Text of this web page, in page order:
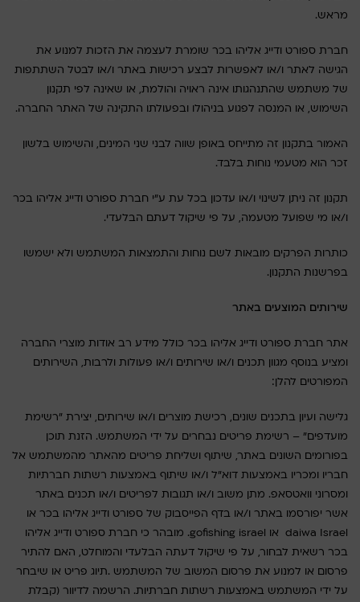
מראש.
חברת ספורט ודייג אליהו בכר שומרת לעצמה את הזכות למנוע את
הגישה לאתר ו/או לאפשרות לבצע רכישות באתר ו/או לבטל השתתפות
של משתמש שהתנהגותו אינה ראויה והולמת, או שאינה לפי תקנון
השימוש, או המנסה לפגוע בניהולו ובפעולתו התקינה של האתר החברה.
האמור בתקנון זה מתייחס באופן שווה לבני שני המינים, והשימוש בלשון
זכר הוא מטעמי נוחות בלבד.
תקנון זה ניתן לשינוי ו/או עדכון בכל עת ע"י חברת ספורט ודייג אליהו בכר
ו/או מי שפועל מטעמה, על פי שיקול דעתם הבלעדי.
כותרות הפרקים מובאות לשם נוחות והתמצאות המשתמש ולא ישמשו
בפרשנות התקנון.
שירותים המוצעים באתר
אתר חברת ספורט ודייג אליהו בכר כולל מידע רב אודות מוצרי החברה
ומציע בנוסף מגוון תכנים ו/או שירותים ו/או פעולות ולרבות, השירותים
המפורטים להלן:
גלישה ועיון בתכנים שונים, רכישת מוצרים ו/או שירותים, יצירת "רשימת
מועדפים" – רשימת פריטים נבחרים על ידי המשתמש. הזנת תוכן
בפורומים השונים באתר, שיתוף ושליחת פריטים מהאתר מהמשתמש אל
חבריו ומכריו באמצעות דוא"ל ו/או שיתוף באמצעות רשתות חברתיות
ומסרוני וואטסאפ. מתן משוב ו/או תגובות לפריטים ו/או תכנים באתר
אשר יפורסמו באתר ו/או בדף הפייסבוק של ספורט ודייג אליהו בכר או
daiwa Israel או gofishing israel. מובהר כי חברת ספורט ודייג אליהו
בכר רשאית לבחור, על פי שיקול דעתה הבלעדי והמוחלט, האם להתיר
פרסום או למנוע את פרסום המשוב של המשתמש .תיוג פריט או שיבחר
על ידי המשתמש באמצעות רשתות חברתיות. הרשמה לדיוור (קבלת